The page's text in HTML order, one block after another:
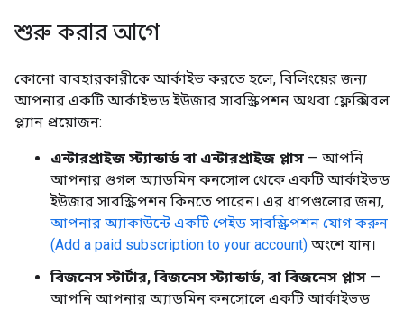
শুরু করার আগে
কোনো ব্যবহারকারীকে আর্কাইভ করতে হলে, বিলিংয়ের জন্য
আপনার একটি আর্কাইভড ইউজার সাবস্ক্রিপশন অথবা ফ্লেক্সিবল
প্ল্যান প্রয়োজন:
এন্টারপ্রাইজ স্ট্যান্ডার্ড বা এন্টারপ্রাইজ প্লাস — আপনি
আপনার গুগল অ্যাডমিন কনসোল থেকে একটি আর্কাইভড
ইউজার সাবস্ক্রিপশন কিনতে পারেন। এর ধাপগুলোর জন্য,
আপনার অ্যাকাউন্টে একটি পেইড সাবস্ক্রিপশন যোগ করুন
(Add a paid subscription to your account) অংশে যান।
বিজনেস স্টার্টার, বিজনেস স্ট্যান্ডার্ড, বা বিজনেস প্লাস —
আপনি আপনার অ্যাডমিন কনসোলে একটি আর্কাইভড